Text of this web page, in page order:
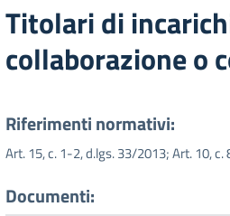
Titolari di
collaborazione o
Riferimenti normativi:
Art. 15, c. 1-2, d.lgs. 33/2013; Art. 10,
Documenti: